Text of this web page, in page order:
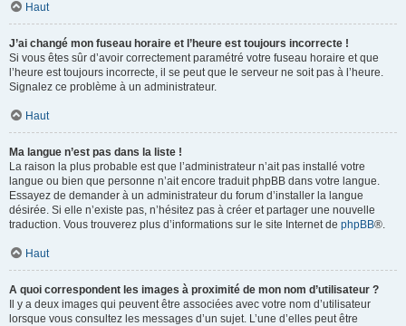
Haut
J’ai changé mon fuseau horaire et l’heure est toujours incorrecte !
Si vous êtes sûr d’avoir correctement paramétré votre fuseau horaire et que
l’heure est toujours incorrecte, il se peut que le serveur ne soit pas à l’heure.
Signalez ce problème à un administrateur.
Haut
Ma langue n’est pas dans la liste !
La raison la plus probable est que l’administrateur n’ait pas installé votre
langue ou bien que personne n’ait encore traduit phpBB dans votre langue.
Essayez de demander à un administrateur du forum d’installer la langue
désirée. Si elle n’existe pas, n’hésitez pas à créer et partager une nouvelle
traduction. Vous trouverez plus d’informations sur le site Internet de phpBB®.
Haut
A quoi correspondent les images à proximité de mon nom d’utilisateur ?
Il y a deux images qui peuvent être associées avec votre nom d’utilisateur
lorsque vous consultez les messages d’un sujet. L’une d’elles peut être